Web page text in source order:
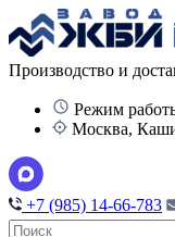
Производство и
Режим
Москва,
+7 (985) 14-66-783